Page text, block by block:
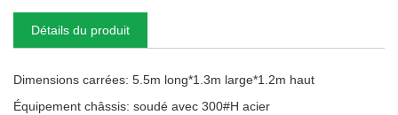
Détails du produit
Dimensions carrées: 5.5m long*1.3m large*1.2m haut
Équipement châssis: soudé avec 300#H acier